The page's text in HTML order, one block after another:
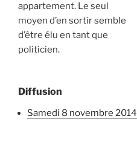
appartement. Le seul
moyen d’en sortir semble
d’être élu en tant que
politicien.
Diffusion
samedi 8 novembre 2014